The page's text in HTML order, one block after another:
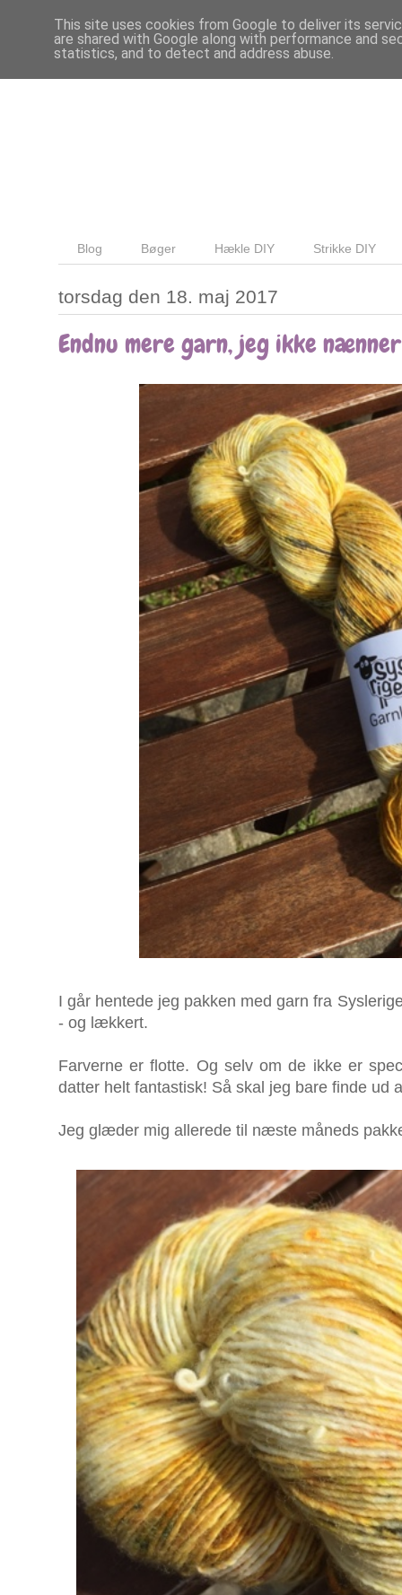
Blog Bøger Hækle DIY Strikke DIY
torsdag den 18. maj 2017
Endnu mere garn, jeg ikke
I går hentede jeg pakken med garn fra
- og lækkert.
Farverne er flotte. Og selv om de ikke er
datter helt fantastisk! Så skal jeg bare finde ud
Jeg glæder mig allerede til næste måneds
This site uses cookies from Google to deliver its
are shared with Google along with performance and
statistics, and to detect and address abuse.